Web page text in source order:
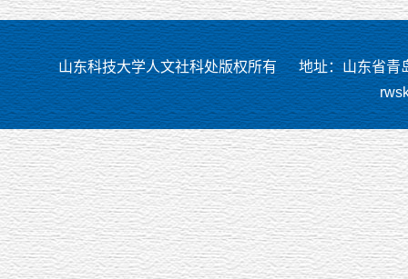
山东科技大学人文社科处版权所有
地址：山东省